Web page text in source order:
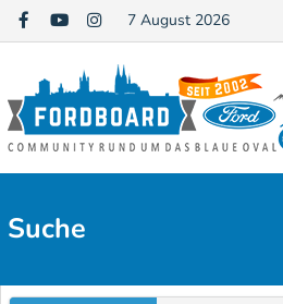
7 August 2026
Suche